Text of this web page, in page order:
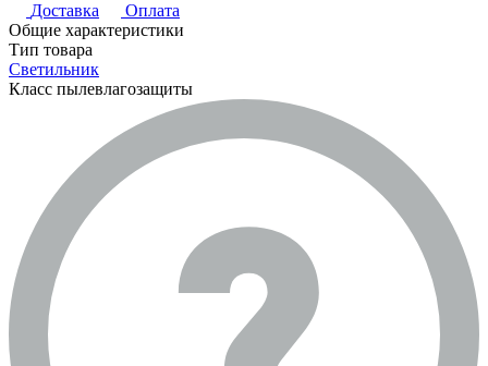
Доставка
Оплата
Общие характеристики
Тип товара
Светильник
Класс пылевлагозащиты